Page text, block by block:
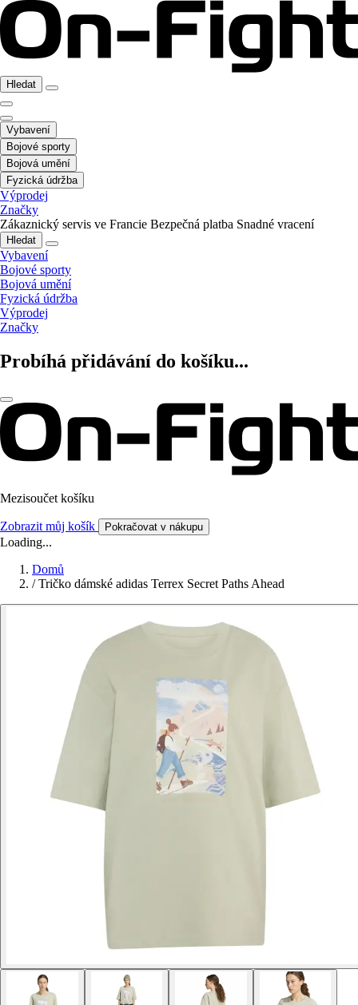
Hledat
Vybavení
Bojové sporty
Bojová umění
Fyzická údržba
Výprodej
Značky
Zákaznický servis ve Francie Bezpečná platba Snadné vracení
Hledat
Vybavení
Bojové sporty
Bojová umění
Fyzická údržba
Výprodej
Značky
Probíhá přidávání do košíku...
Mezisoučet košíku
Zobrazit můj košík Pokračovat v nákupu
Loading...
Domů
/ Tričko dámské adidas Terrex Secret Paths Ahead